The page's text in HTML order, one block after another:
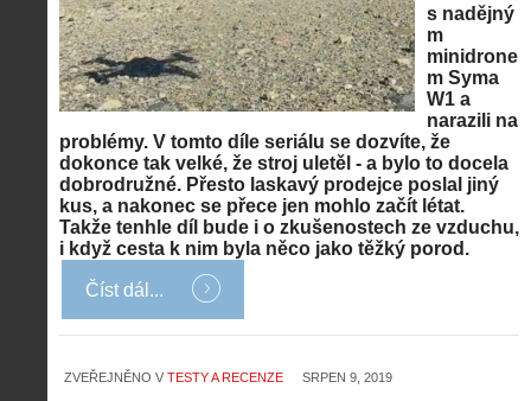
s nadějný
m
minidrone
m Syma
W1 a
narazili na
problémy. V tomto díle seriálu se dozvíte, že
dokonce tak velké, že stroj uletěl - a bylo to docela
dobrodružné. Přesto laskavý prodejce poslal jiný
kus, a nakonec se přece jen mohlo začít létat.
Takže tenhle díl bude i o zkušenostech ze vzduchu,
i když cesta k nim byla něco jako těžký porod.
Číst dál...
ZVEŘEJNĚNO V TESTY A RECENZE SRPEN 9, 2019